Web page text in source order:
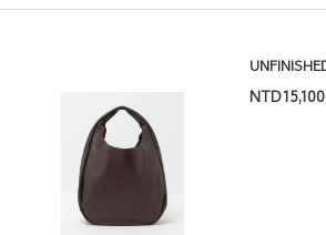
NTD15,100